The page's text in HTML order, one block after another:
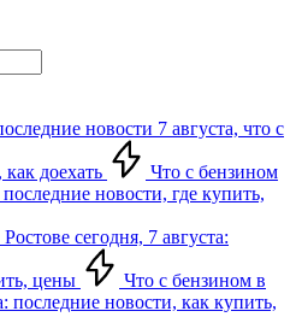
новости 7 августа, что с
доехать
Что с бензином
новости, где купить,
сегодня, 7 августа:
цены
Что с бензином в
последние новости, как купить,